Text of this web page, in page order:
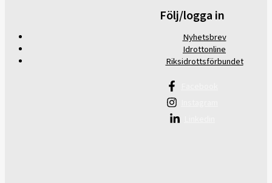
Följ/logga in
Nyhetsbrev
Idrottonline
Riksidrottsförbundet